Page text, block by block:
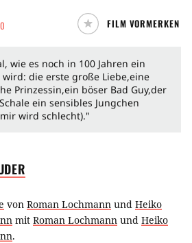
0 FILM VORMERKEN
wie es noch in 100 Jahren ein
die erste große Liebe,eine
Prinzessin,ein böser Bad Guy,der
ein sensibles Jungchen
wird schlecht)."
von Roman Lochmann und Heiko
mit Roman Lochmann und Heiko
.